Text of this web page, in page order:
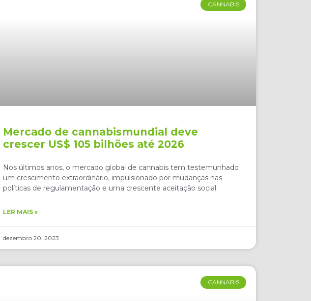
CANNABIS
Mercado de cannabismundial deve
crescer US$ 105 bilhões até 2026
Nos últimos anos, o mercado global de cannabis tem testemunhado
um crescimento extraordinário, impulsionado por mudanças nas
políticas de regulamentação e uma crescente aceitação social.
LER MAIS »
dezembro 20, 2023
CANNABIS